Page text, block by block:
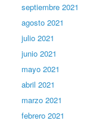
septiembre 2021
agosto 2021
julio 2021
junio 2021
mayo 2021
abril 2021
marzo 2021
febrero 2021